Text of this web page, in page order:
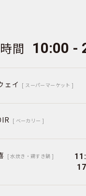
間 10:00 -
ェイ [ スーパーマーケット ]
[ ベーカリー ]
[ 水炊き・鶏すき鍋 ]